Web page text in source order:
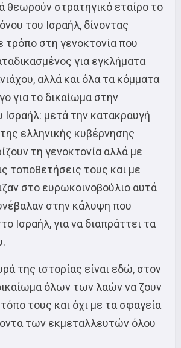
θεωρούν στρατηγικό εταίρο το
του Ισραήλ, δίνοντας
τρόπο στη γενοκτονία που
για εγκλήματα
αλλά και όλα τα κόμματα
για το δικαίωμα στην
Ισραήλ: μετά την κατακραυγή
ελληνικής κυβέρνησης
τη γενοκτονία αλλά με
τοποθετήσεις τους και με
στο ευρωκοινοβούλιο αυτά
στην κάλυψη που
Ισραήλ, για να διαπράττει τα
της ιστορίας είναι εδώ, στον
όλων των λαών να ζουν
τους και όχι με τα σφαγεία
των εκμεταλλευτών όλου